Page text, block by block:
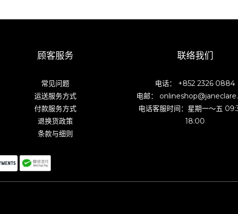
顾客服务
常见问题
运送服务方式
付款服务方式
退换货政策
条款与细则
联络我们
电话： +852 2326 0884
电邮：
电话客服时间：星期一～五
18:00